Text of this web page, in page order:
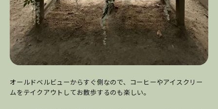
オールドベルビューからすぐ側なので、コーヒーやアイスクリー
ムをテイクアウトしてお散歩するのも楽しい。